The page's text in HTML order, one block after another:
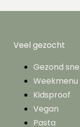
Veel gezocht
Gezond
Weekmenu
Kidsproof
Vegan
Pasta